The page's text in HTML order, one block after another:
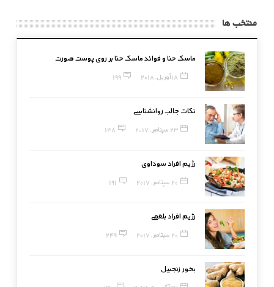
منتخب ها
ماسک حنا و فوائد ماسک حنا بر روی پوست صورت
18 آوریل, 2018 199
نکات جالب روانشناسی
23 سپتامبر, 2017 148
رژیم افراد سوداوی
20 سپتامبر, 2017 191
رژیم افراد بلغمی
20 سپتامبر, 2017 249
بخور زنجبیل